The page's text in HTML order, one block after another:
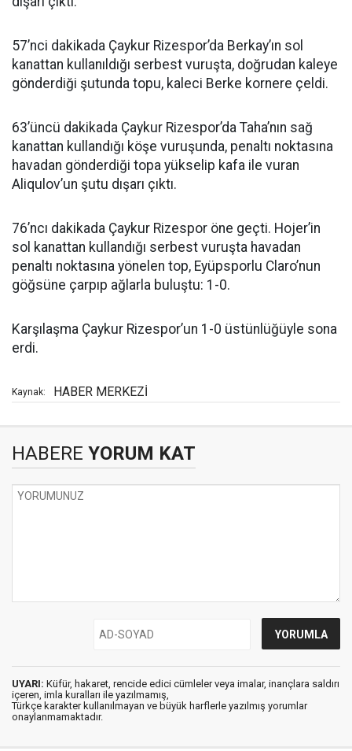
57’nci dakikada Çaykur Rizespor’da Berkay’ın sol
kanattan kullanıldığı serbest vuruşta, doğrudan kaleye
gönderdiği şutunda topu, kaleci Berke kornere çeldi.
63’üncü dakikada Çaykur Rizespor’da Taha’nın sağ
kanattan kullandığı köşe vuruşunda, penaltı noktasına
havadan gönderdiği topa yükselip kafa ile vuran
Aliqulov’un şutu dışarı çıktı.
76’ncı dakikada Çaykur Rizespor öne geçti. Hojer’in
sol kanattan kullandığı serbest vuruşta havadan
penaltı noktasına yönelen top, Eyüpsporlu Claro’nun
göğsüne çarpıp ağlarla buluştu: 1-0.
Karşılaşma Çaykur Rizespor’un 1-0 üstünlüğüyle sona
erdi.
Kaynak: HABER MERKEZİ
HABERE YORUM KAT
UYARI: Küfür, hakaret, rencide edici cümleler veya imalar, inançlara saldırı
içeren, imla kuralları ile yazılmamış,
Türkçe karakter kullanılmayan ve büyük harflerle yazılmış yorumlar
onaylanmamaktadır.